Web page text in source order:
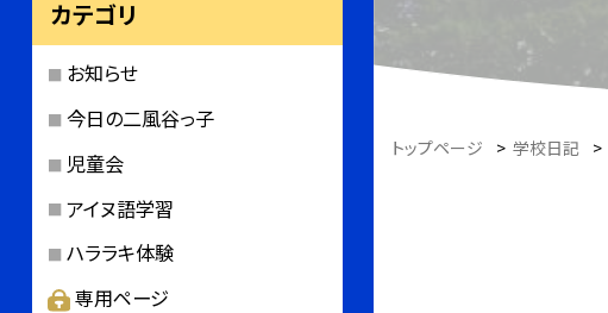
トップページ > 学校日記 >
カテゴリ
お知らせ
今日の二風谷っ子
児童会
アイヌ語学習
ハララキ体験
専用ページ